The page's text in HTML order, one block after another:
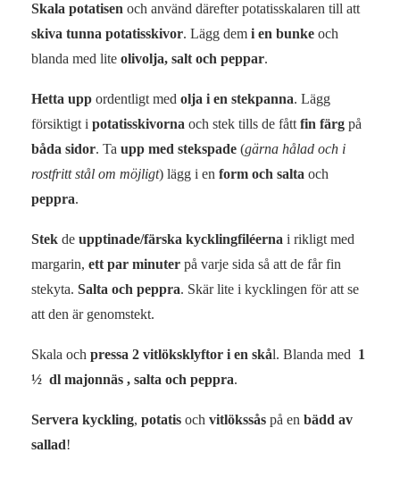
Skala potatisen och använd därefter potatisskalaren till att
skiva tunna potatisskivor. Lägg dem i en bunke och
blanda med lite olivolja, salt och peppar.
Hetta upp ordentligt med olja i en stekpanna. Lägg
försiktigt i potatisskivorna och stek tills de fått fin färg på
båda sidor. Ta upp med stekspade (gärna hålad och i
rostfritt stål om möjligt) lägg i en form och salta och
peppra.
Stek de upptinade/färska kycklingfiléerna i rikligt med
margarin, ett par minuter på varje sida så att de får fin
stekyta. Salta och peppra. Skär lite i kycklingen för att se
att den är genomstekt.
Skala och pressa 2 vitlöksklyftor i en skål. Blanda med 1
½ dl majonnäs , salta och peppra.
Servera kyckling, potatis och vitlökssås på en bädd av
sallad!